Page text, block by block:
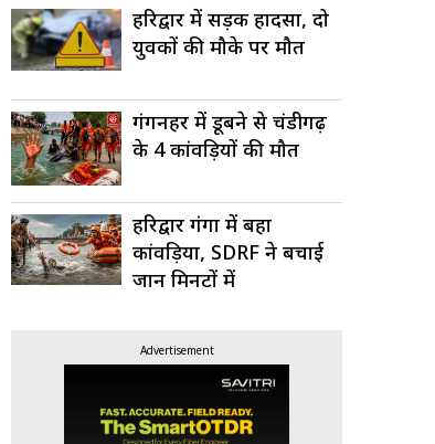
हरिद्वार में सड़क हादसा, दो
युवकों की मौके पर मौत
गंगनहर में डूबने से चंडीगढ़
के 4 कांवड़ियों की मौत
हरिद्वार गंगा में बहा
कांवड़िया, SDRF ने बचाई
जान मिनटों में
Advertisement